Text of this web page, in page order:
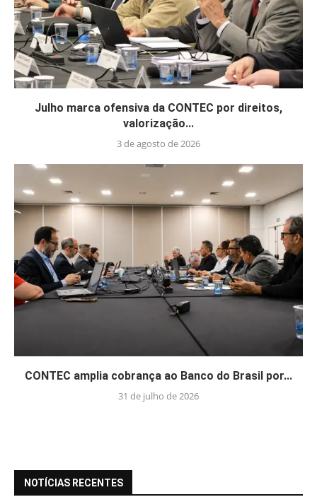
Julho marca ofensiva da CONTEC por direitos,
valorização...
3 de agosto de 2026
CONTEC amplia cobrança ao Banco do Brasil por...
31 de julho de 2026
NOTÍCIAS RECENTES